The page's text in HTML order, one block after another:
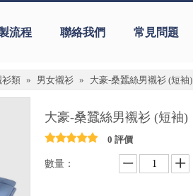
流程 聯絡我們 常見問題
衫類 » 男女襯衫 » 大豪-桑蠶絲男襯衫 (短袖)
大豪-桑蠶絲男襯衫 (短袖)
0 評價
數量：